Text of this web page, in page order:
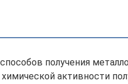
получения
активности